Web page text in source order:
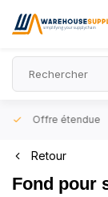
Offre étendue
Retour
Fond pour